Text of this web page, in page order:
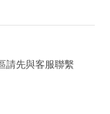
請先與客服聯繫